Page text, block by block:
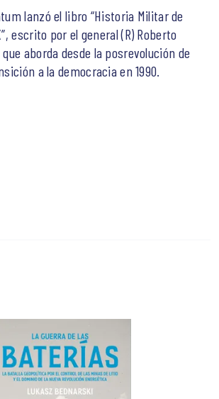
lanzó el libro “Historia Militar de
escrito por el general (R) Roberto
aborda desde la posrevolución de
a la democracia en 1990.